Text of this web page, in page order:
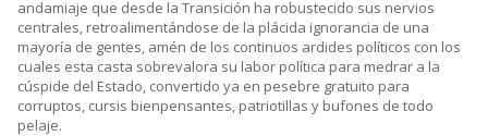
andamiaje que desde la Transición ha robustecido sus nervios
centrales, retroalimentándose de la plácida ignorancia de una
mayoría de gentes, amén de los continuos ardides políticos con los
cuales esta casta sobrevalora su labor política para medrar a la
cúspide del Estado, convertido ya en pesebre gratuito para
corruptos, cursis bienpensantes, patriotillas y bufones de todo
pelaje.